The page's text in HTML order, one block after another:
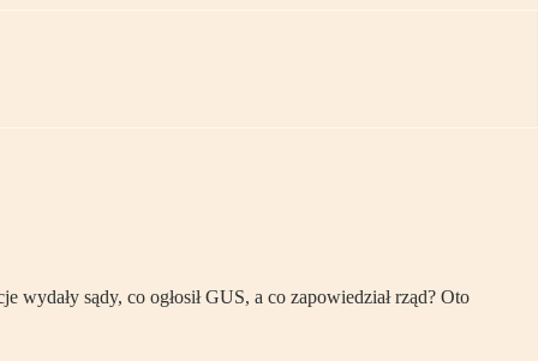
sądy, co ogłosił GUS, a co zapowiedział rząd? Oto